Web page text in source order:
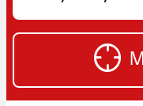
oder
Straße